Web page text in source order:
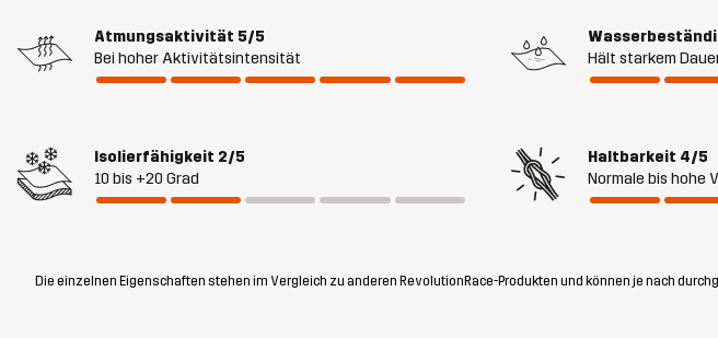
Atmungsaktivität 5/5
Bei hoher Aktivitätsintensität
Hält starkem
Isolierfähigkeit 2/5
10 bis +20 Grad
Haltbarkeit 4/5
Normale bis hohe
Die einzelnen Eigenschaften stehen im Vergleich zu anderen RevolutionRace-Produkten und können je nach